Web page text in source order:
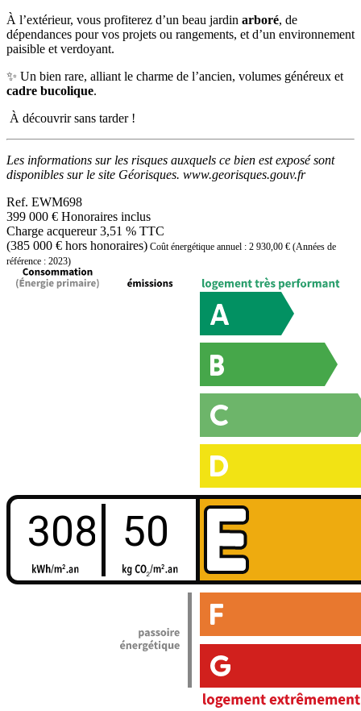
À l’extérieur, vous profiterez d’un beau jardin arboré, de
dépendances pour vos projets ou rangements, et d’un environnement
paisible et verdoyant.
✨ Un bien rare, alliant le charme de l’ancien, volumes généreux et
cadre bucolique.
À découvrir sans tarder !
Les informations sur les risques auxquels ce bien est exposé sont
disponibles sur le site Géorisques. www.georisques.gouv.fr
Ref. EWM698
399 000 € Honoraires inclus
Charge acquereur 3,51 % TTC
(385 000 € hors honoraires) Coût énergétique annuel : 2 930,00 € (Années de
référence : 2023)
308 50